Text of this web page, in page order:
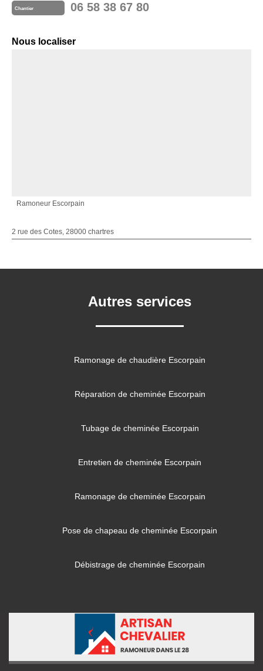
Chantier 06 58 38 67 80
Nous localiser
Ramoneur Escorpain
2 rue des Cotes, 28000 chartres
Autres services
Ramonage de chaudière Escorpain
Réparation de cheminée Escorpain
Tubage de cheminée Escorpain
Entretien de cheminée Escorpain
Ramonage de cheminée Escorpain
Pose de chapeau de cheminée Escorpain
Débistrage de cheminée Escorpain